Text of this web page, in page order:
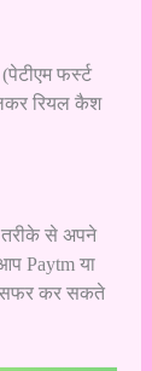
फर्स्ट
रियल कैश
तरीके से अपने
Paytm या
कर सकते